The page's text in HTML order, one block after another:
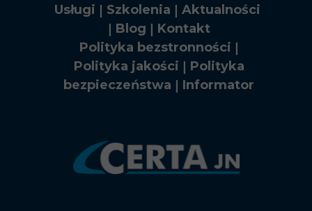
Usługi | Szkolenia | Aktualności
| Blog | Kontakt
Polityka bezstronności |
Polityka jakości | Polityka
bezpieczeństwa | Informator